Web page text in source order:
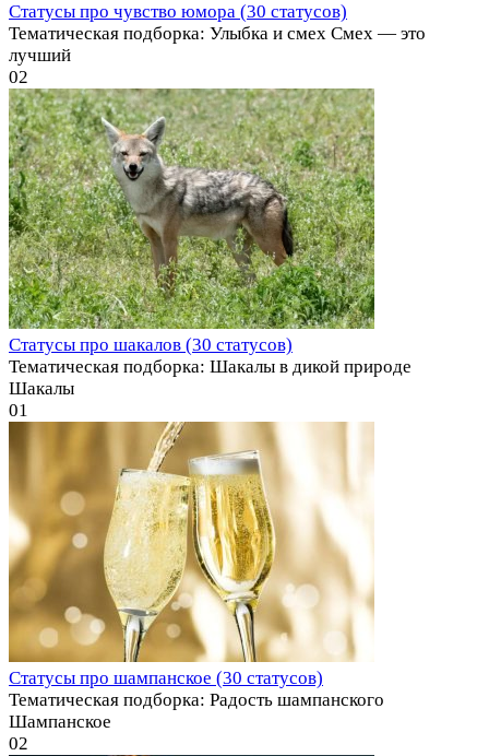
Статусы про чувство юмора (30 статусов)
Тематическая подборка: Улыбка и смех Смех — это
лучший
02
Статусы про шакалов (30 статусов)
Тематическая подборка: Шакалы в дикой природе
Шакалы
01
Статусы про шампанское (30 статусов)
Тематическая подборка: Радость шампанского
Шампанское
02